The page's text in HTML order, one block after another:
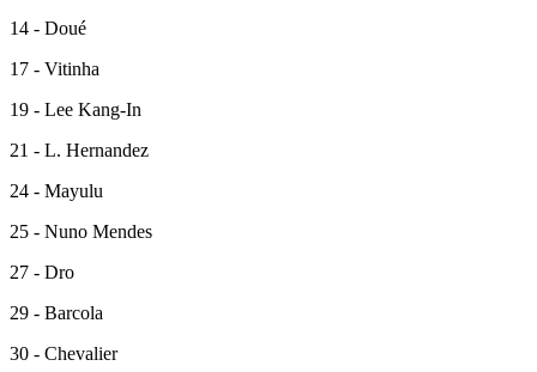
14 - Doué
17 - Vitinha
19 - Lee Kang-In
21 - L. Hernandez
24 - Mayulu
25 - Nuno Mendes
27 - Dro
29 - Barcola
30 - Chevalier